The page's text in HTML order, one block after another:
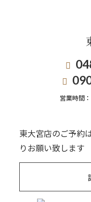
営業時間：
東大宮店のご予約
りお願い致します